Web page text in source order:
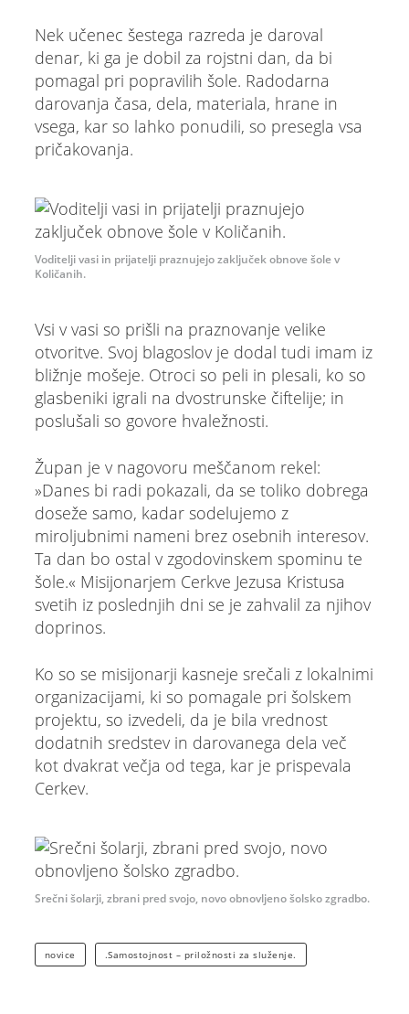
Nek učenec šestega razreda je daroval
denar, ki ga je dobil za rojstni dan, da bi
pomagal pri popravilih šole. Radodarna
darovanja časa, dela, materiala, hrane in
vsega, kar so lahko ponudili, so presegla vsa
pričakovanja.
Voditelji vasi in prijatelji praznujejo zaključek obnove šole v
Količanih.
Vsi v vasi so prišli na praznovanje velike
otvoritve. Svoj blagoslov je dodal tudi imam iz
bližnje mošeje. Otroci so peli in plesali, ko so
glasbeniki igrali na dvostrunske čiftelije; in
poslušali so govore hvaležnosti.
Župan je v nagovoru meščanom rekel:
»Danes bi radi pokazali, da se toliko dobrega
doseže samo, kadar sodelujemo z
miroljubnimi nameni brez osebnih interesov.
Ta dan bo ostal v zgodovinskem spominu te
šole.« Misijonarjem Cerkve Jezusa Kristusa
svetih iz poslednjih dni se je zahvalil za njihov
doprinos.
Ko so se misijonarji kasneje srečali z lokalnimi
organizacijami, ki so pomagale pri šolskem
projektu, so izvedeli, da je bila vrednost
dodatnih sredstev in darovanega dela več
kot dvakrat večja od tega, kar je prispevala
Cerkev.
Srečni šolarji, zbrani pred svojo, novo obnovljeno šolsko zgradbo.
novice .Samostojnost – priložnosti za služenje.